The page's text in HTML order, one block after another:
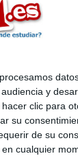
y
clic para
de su
cualquier
|Anúnciate
generales|
- 28006